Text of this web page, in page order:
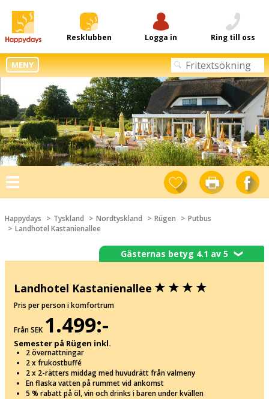
Resklubben Logga in Ring till oss
MENY
Toggle
navigation
Happydays Tyskland Nordtyskland Rügen
Putbus
Landhotel Kastanienallee
Gästernas betyg 4.1 av 5❯
Landhotel Kastanienallee
Pris per person i komfortrum
Från SEK 1.499:-
Semester på Rügen inkl.
2 övernattningar
2 x frukostbuffé
2 x 2-rätters middag med huvudrätt från valmeny
En flaska vatten på rummet vid ankomst
5 % rabatt på öl, vin och drinks i baren under kvällen